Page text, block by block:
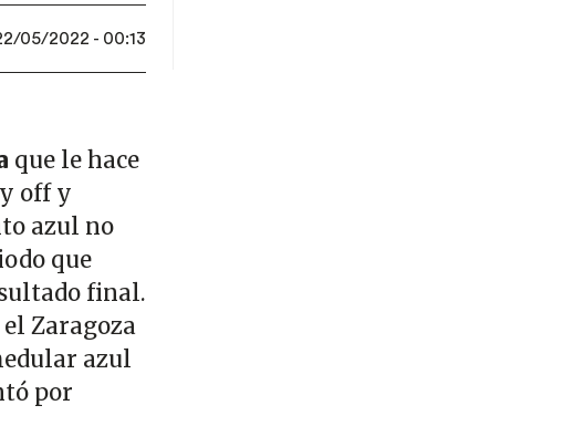
05/2022 - 00:13
que le hace
off y
azul no
que
final.
Zaragoza
azul
por